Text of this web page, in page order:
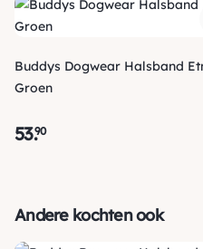
ontvangt een track & trace
kan volgen. Voor orders tot €
Buddys Dogwear Halsband
Groen
53.90
Andere kochten ook